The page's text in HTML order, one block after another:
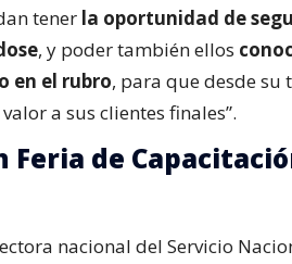
tener la oportunidad de
, y poder también ellos
en el rubro, para que desde
a sus clientes finales”.
de
nacional del Servicio